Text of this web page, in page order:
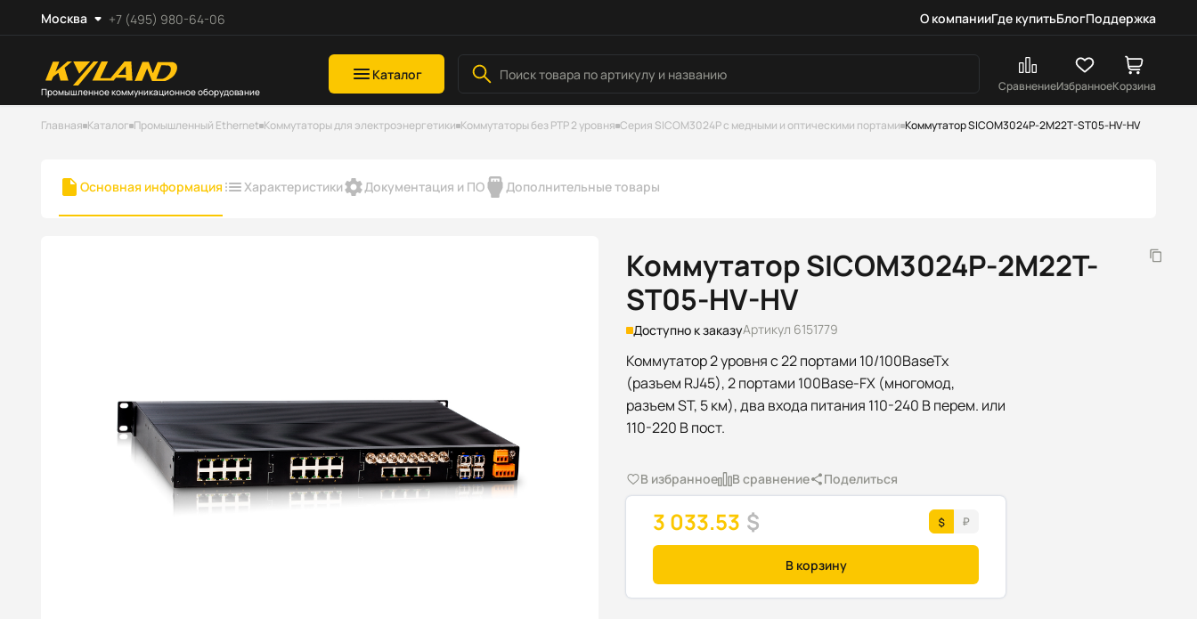
Москва +7 (495) 980-64-06 О компанииГде купитьБлогПоддержка
Промышленное коммуникационное оборудование
Каталог
СравнениеИзбранноеКорзина
Главная Каталог Промышленный Ethernet Коммутаторы для электроэнергетики Коммутаторы без РТР 2 уровня Серия SICOM3024P с медными и оптическими портами Коммутатор SICOM3024P-2M22T-ST05-HV-HV
Основная информация Характеристики Документация и ПО Дополнительные товары
Коммутатор SICOM3024P-2M22T-
ST05-HV-HV
Доступно к заказуАртикул 6151779
Коммутатор 2 уровня с 22 портами 10/100BaseTx
(разъем RJ45), 2 портами 100Base-FX (многомод,
разъем ST, 5 км), два входа питания 110-240 В перем. или
110-220 В пост.
В избранное В сравнение Поделиться
3 033.53 $
В корзину